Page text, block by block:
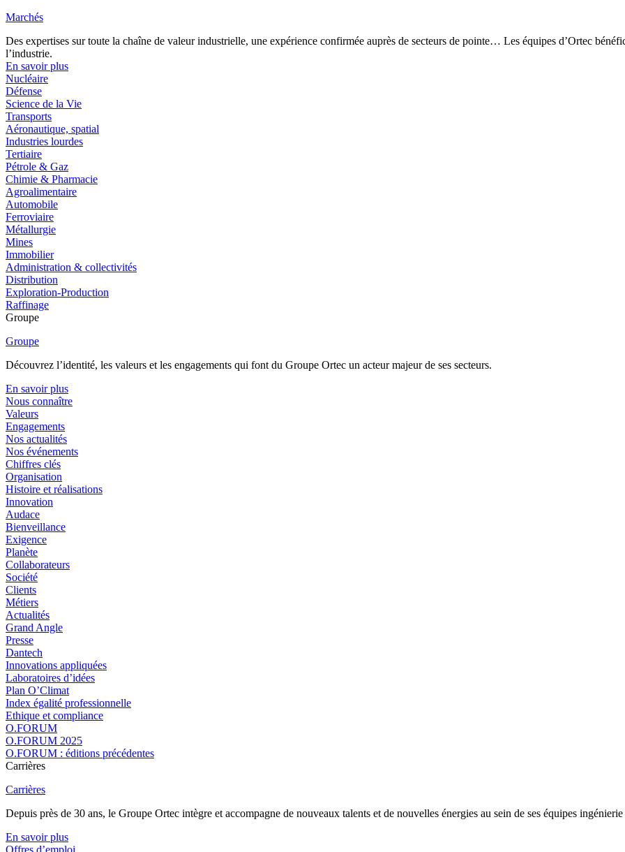
Marchés
Des expertises sur toute la chaîne de valeur industrielle, une expérience confirmée auprès de secteurs de pointe… Les équipes d’Ortec
l’industrie.
En savoir plus
Nucléaire
Défense
Science de la Vie
Transports
Aéronautique, spatial
Industries lourdes
Tertiaire
Pétrole & Gaz
Chimie & Pharmacie
Agroalimentaire
Automobile
Ferroviaire
Métallurgie
Mines
Immobilier
Administration & collectivités
Distribution
Exploration-Production
Raffinage
Groupe
Groupe
Découvrez l’identité, les valeurs et les engagements qui font du Groupe Ortec un acteur majeur de ses secteurs.
En savoir plus
Nous connaître
Valeurs
Engagements
Nos actualités
Nos événements
Chiffres clés
Organisation
Histoire et réalisations
Innovation
Audace
Bienveillance
Exigence
Planète
Collaborateurs
Société
Clients
Métiers
Actualités
Grand Angle
Presse
Dantech
Innovations appliquées
Laboratoires d’idées
Plan O’Climat
Index égalité professionnelle
Ethique et compliance
O.FORUM
O.FORUM 2025
O.FORUM : éditions précédentes
Carrières
Carrières
Depuis près de 30 ans, le Groupe Ortec intègre et accompagne de nouveaux talents et de nouvelles énergies au sein de ses équipes
En savoir plus
Offres d’emploi